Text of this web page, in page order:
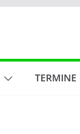
TERMINE